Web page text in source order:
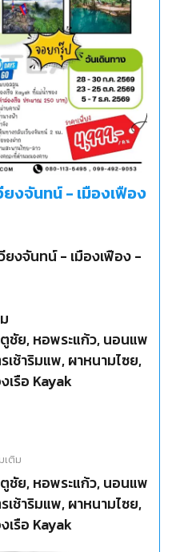
งจันทน์ - เมืองเฟือง
ยงจันทน์ - เมืองเฟือง -
ชัย, หอพระแก้ว, นอนแพ
ช้าริมแพ, ผาหนามไซย,
รือ Kayak
เติม
ชัย, หอพระแก้ว, นอนแพ
ช้าริมแพ, ผาหนามไซย,
รือ Kayak